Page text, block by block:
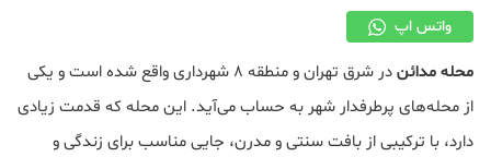
واتس اپ
محله مدائن
در شرق تهران و منطقه ۸ شهرداری واقع شده است و یکی
از محله‌های پرطرفدار شهر به حساب می‌آید. این محله که قدمت زیادی
دارد، با ترکیبی از بافت سنتی و مدرن، جایی مناسب برای زندگی و